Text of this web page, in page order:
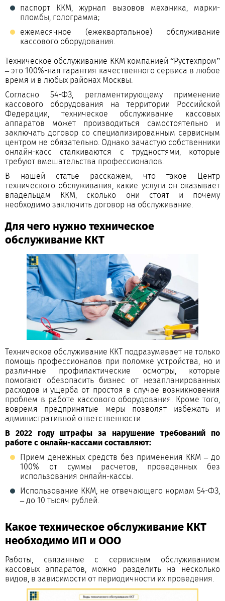
паспорт ККМ, журнал вызовов механика, марки-
пломбы, голограмма;
ежемесячное (ежеквартальное) обслуживание
кассового оборудования.
Техническое обслуживание ККМ компанией “Рустехпром”
– это 100%-ная гарантия качественного сервиса в любое
время и в любых районах Москвы.
Согласно 54-ФЗ, регламентирующему применение
кассового оборудования на территории Российской
Федерации, техническое обслуживание кассовых
аппаратов может производиться самостоятельно и
заключать договор со специализированным сервисным
центром не обязательно. Однако зачастую собственники
онлайн-касс сталкиваются с трудностями, которые
требуют вмешательства профессионалов.
В нашей статье расскажем, что такое Центр
технического обслуживания, какие услуги он оказывает
владельцам ККМ, сколько они стоят и почему
необходимо заключить договор на обслуживание.
Для чего нужно техническое
обслуживание ККТ
Техническое обслуживание ККТ подразумевает не только
помощь профессионалов при поломке устройства, но и
различные профилактические осмотры, которые
помогают обезопасить бизнес от незапланированных
расходов и ущерба от простоя в случае возникновения
проблем в работе кассового оборудования. Кроме того,
вовремя предпринятые меры позволят избежать и
административной ответственности.
В 2022 году штрафы за нарушение требований по
работе с онлайн-кассами составляют:
Прием денежных средств без применения ККМ – до
100% от суммы расчетов, проведенных без
использования онлайн-кассы.
Использование ККМ, не отвечающего нормам 54-ФЗ,
– до 10 тысяч рублей.
Какое техническое обслуживание ККТ
необходимо ИП и ООО
Работы, связанные с сервисным обслуживанием
кассовых аппаратов, можно разделить на несколько
видов, в зависимости от периодичности их проведения.